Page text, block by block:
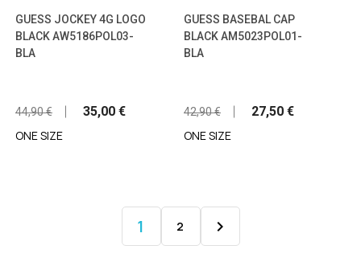
GUESS JOCKEY 4G LOGO
BLACK AW5186POL03-
BLA
44,90 €
35,00 €
ONE SIZE
GUESS BASEBAL CAP
BLACK AM5023POL01-
BLA
42,90 €
27,50 €
ONE SIZE
1 2 